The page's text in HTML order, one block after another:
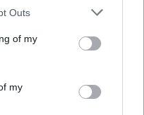
one or more Google
You may click to
its third-party tags to
in below Google
Outs
of my
my
ultime news